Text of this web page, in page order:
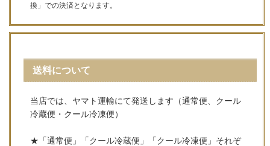
換」での決済となります。
送料について
当店では、ヤマト運輸にて発送します（通常便、クール
冷蔵便・クール冷凍便）
★「通常便」「クール冷蔵便」「クール冷凍便」それぞ